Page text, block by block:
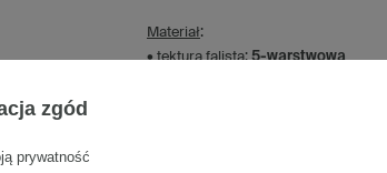
Materiał:
• tektura falista:5-warstwowa
zgód
prywatność